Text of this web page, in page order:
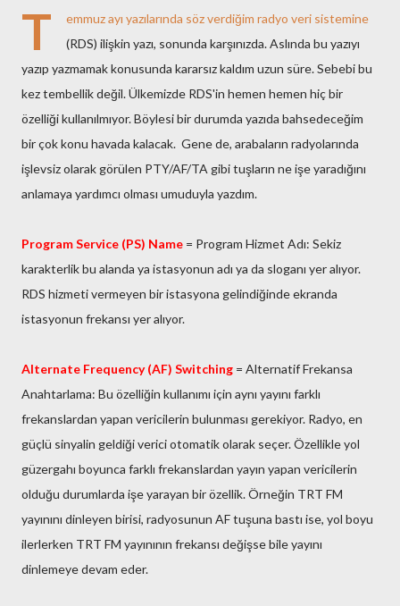
T
emmuz ayı yazılarında söz verdiğim radyo veri sistemine
(RDS) ilişkin yazı, sonunda karşınızda. Aslında bu yazıyı
yazıp yazmamak konusunda kararsız kaldım uzun süre. Sebebi bu
kez tembellik değil. Ülkemizde RDS'in hemen hemen hiç bir
özelliği kullanılmıyor. Böylesi bir durumda yazıda bahsedeceğim
bir çok konu havada kalacak. Gene de, arabaların radyolarında
işlevsiz olarak görülen PTY/AF/TA gibi tuşların ne işe yaradığını
anlamaya yardımcı olması umuduyla yazdım.
Program Service (PS) Name = Program Hizmet Adı: Sekiz
karakterlik bu alanda ya istasyonun adı ya da sloganı yer alıyor.
RDS hizmeti vermeyen bir istasyona gelindiğinde ekranda
istasyonun frekansı yer alıyor.
Alternate Frequency (AF) Switching = Alternatif Frekansa
Anahtarlama: Bu özelliğin kullanımı için aynı yayını farklı
frekanslardan yapan vericilerin bulunması gerekiyor. Radyo, en
güçlü sinyalin geldiği verici otomatik olarak seçer. Özellikle yol
güzergahı boyunca farklı frekanslardan yayın yapan vericilerin
olduğu durumlarda işe yarayan bir özellik. Örneğin TRT FM
yayınını dinleyen birisi, radyosunun AF tuşuna bastı ise, yol boyu
ilerlerken TRT FM yayınının frekansı değişse bile yayını
dinlemeye devam eder.